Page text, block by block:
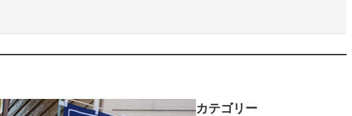
カテゴリー